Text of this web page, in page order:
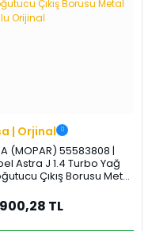
| Orjinal
(MOPAR) 55583808 |
Astra J 1.4 Turbo Yağ
Çıkış Borusu Metal
TL